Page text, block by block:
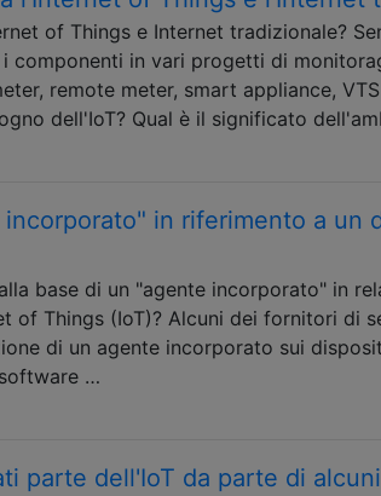
of Things e Internet tradizionale?
componenti in vari progetti di
remote meter, smart appliance,
dell'IoT? Qual è il significato
in riferimento a un
base di un "agente incorporato" in
of Things (IoT)? Alcuni dei fornitori di
di un agente incorporato sui
…
parte dell'IoT da parte di